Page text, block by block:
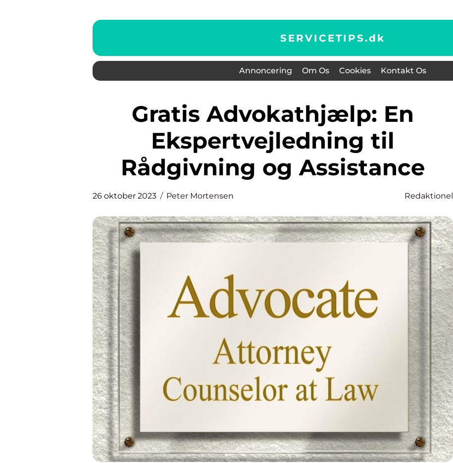
SERVICETIPS.dk
Annoncering Om Os Cookies Kontakt Os
Gratis Advokathjælp: En
Ekspertvejledning til
Rådgivning og Assistance
26 oktober 2023 Peter Mortensen Redaktionel